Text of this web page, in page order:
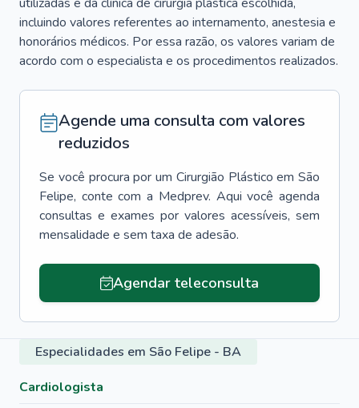
incluindo valores referentes ao internamento, anestesia e
honorários médicos. Por essa razão, os valores variam de
acordo com o especialista e os procedimentos realizados.
Agende uma consulta com valores
reduzidos
Se você procura por um Cirurgião Plástico em São
Felipe, conte com a Medprev. Aqui você agenda
consultas e exames por valores acessíveis, sem
mensalidade e sem taxa de adesão.
Agendar teleconsulta
Especialidades em São Felipe - BA
Cardiologista